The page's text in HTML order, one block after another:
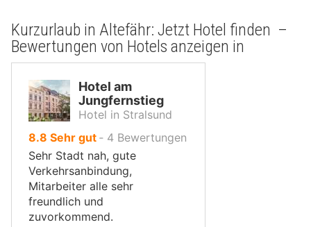
Kurzurlaub in Altefähr: Jetzt Hotel finden –
Bewertungen von Hotels anzeigen in
Hotel am
Jungfernstieg
Hotel in Stralsund
8.8 von
10,
Sehr gut ‐ 4 Bewertungen
Sehr Stadt nah, gute
Verkehrsanbindung,
Mitarbeiter alle sehr
freundlich und
zuvorkommend.